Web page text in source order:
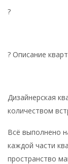
?
? Описание
Дизайнерская
количеством
Всё выполнено
каждой части
пространство